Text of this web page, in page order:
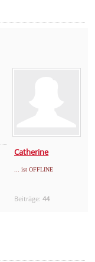
Catherine
... ist OFFLINE
Beiträge:44